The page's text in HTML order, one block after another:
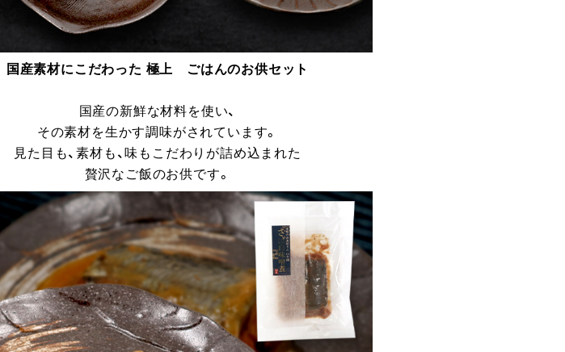
国産素材にこだわった 極上 ごはんのお供セット
国産の新鮮な材料を使い、
その素材を生かす調味がされています。
見た目も、素材も、味もこだわりが詰め込まれた
贅沢なご飯のお供です。